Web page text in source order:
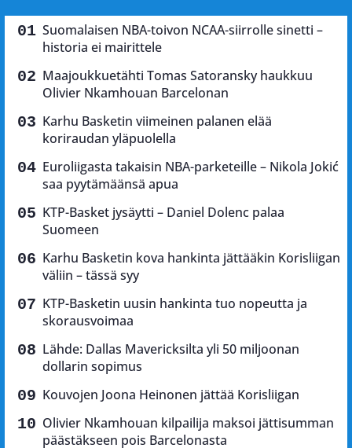
Suomalaisen NBA-toivon NCAA-siirrolle sinetti –
historia ei mairittele
Maajoukkuetähti Tomas Satoransky haukkuu
Olivier Nkamhouan Barcelonan
Karhu Basketin viimeinen palanen elää
koriraudan yläpuolella
Euroliigasta takaisin NBA-parketeille – Nikola Jokić
saa pyytämäänsä apua
KTP-Basket jysäytti – Daniel Dolenc palaa
Suomeen
Karhu Basketin kova hankinta jättääkin Korisliigan
väliin – tässä syy
KTP-Basketin uusin hankinta tuo nopeutta ja
skorausvoimaa
Lähde: Dallas Mavericksilta yli 50 miljoonan
dollarin sopimus
Kouvojen Joona Heinonen jättää Korisliigan
Olivier Nkamhouan kilpailija maksoi jättisumman
päästäkseen pois Barcelonasta